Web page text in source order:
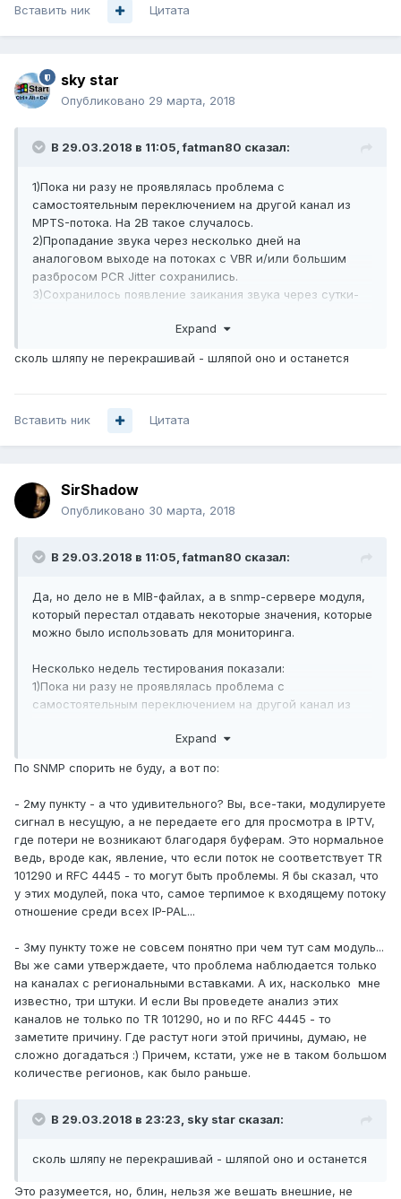
Вставить ник Цитата
sky star
Опубликовано 29 марта, 2018
В 29.03.2018 в 11:05,fatman80 сказал:
1)Пока ни разу не проявлялась проблема с
самостоятельным переключением на другой канал из
MPTS-потока. На 2B такое случалось.
2)Пропадание звука через несколько дней на
аналоговом выходе на потоках с VBR и/или большим
разбросом PCR Jitter сохранились.
3)Сохранилось появление заикания звука через сутки-
из первого мультиплекса РТРС-1(там битрейт
Expand
сколь шляпу не перекрашивай - шляпой оно и останется
Вставить ник Цитата
SirShadow
Опубликовано 30 марта, 2018
В 29.03.2018 в 11:05,fatman80 сказал:
Да, но дело не в MIB-файлах, а в snmp-сервере модуля,
который перестал отдавать некоторые значения, которые
можно было использовать для мониторинга.
Несколько недель тестирования показали:
1)Пока ни разу не проявлялась проблема с
самостоятельным переключением на другой канал из
2)Пропадание звука через несколько дней на
разбросом PCR Jitter сохранились.
двое на некоторых каналах с региональными вставками
из первого мультиплекса РТРС-1(там битрейт
постоянный и PCR Jitter в норме)
Expand
По SNMP спорить не буду, а вот по:
- 2му пункту - а что удивительного? Вы, все-таки, модулируете
сигнал в несущую, а не передаете его для просмотра в IPTV,
где потери не возникают благодаря буферам. Это нормальное
ведь, вроде как, явление, что если поток не соответствует TR
101290 и RFC 4445 - то могут быть проблемы. Я бы сказал, что
у этих модулей, пока что, самое терпимое к входящему потоку
отношение среди всех IP-PAL...
- 3му пункту тоже не совсем понятно при чем тут сам модуль...
Вы же сами утверждаете, что проблема наблюдается только
на каналах с региональными вставками. А их, насколько мне
известно, три штуки. И если Вы проведете анализ этих
каналов не только по TR 101290, но и по RFC 4445 - то
заметите причину. Где растут ноги этой причины, думаю, не
сложно догадаться :) Причем, кстати, уже не в таком большом
количестве регионов, как было раньше.
В 29.03.2018 в 23:23, sky star сказал:
сколь шляпу не перекрашивай - шляпой оно и останется
Это разумеется, но, блин, нельзя же вешать внешние, не